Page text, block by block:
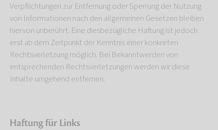
Verpflichtungen zur Entfernung oder Sperrung der Nutzung
von Informationen nach den allgemeinen Gesetzen bleiben
hiervon unberührt. Eine diesbezügliche Haftung ist jedoch
erst ab dem Zeitpunkt der Kenntnis einer konkreten
Rechtsverletzung möglich. Bei Bekanntwerden von
entsprechenden Rechtsverletzungen werden wir diese
Inhalte umgehend entfernen.
Haftung für Links